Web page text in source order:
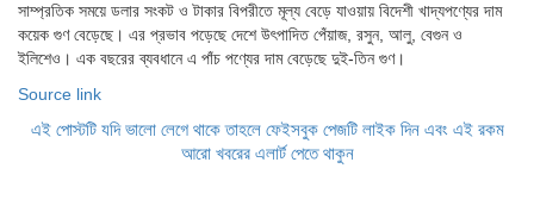
সাম্প্রতিক সময়ে ডলার সংকট ও টাকার বিপরীতে মূল্য বেড়ে যাওয়ায় বিদেশী খাদ্যপণ্যের দাম
কয়েক গুণ বেড়েছে। এর প্রভাব পড়েছে দেশে উৎপাদিত পেঁয়াজ, রসুন, আলু, বেগুন ও
ইলিশেও। এক বছরের ব্যবধানে এ পাঁচ পণ্যের দাম বেড়েছে দুই-তিন গুণ।
Source link
এই পোস্টটি যদি ভালো লেগে থাকে তাহলে ফেইসবুক পেজটি লাইক দিন এবং এই রকম
আরো খবরের এলার্ট পেতে থাকুন